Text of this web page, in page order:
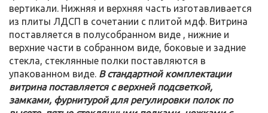
вертикали. Нижняя и верхняя часть изготавливается
из плиты ЛДСП в сочетании с плитой мдф. Витрина
поставляется в полусобранном виде , нижние и
верхние части в собранном виде, боковые и задние
стекла, стеклянные полки поставляются в
упакованном виде. В стандартной комплектации
витрина поставляется с верхней подсветкой,
замками, фурнитурой для регулировки полок по